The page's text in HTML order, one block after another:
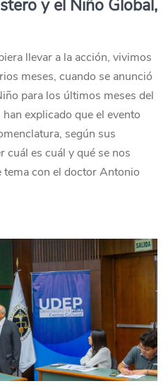
y el Niño Global,
llevar a la acción, vivimos
meses, cuando se anunció
para los últimos meses del
explicado que el evento
según sus
cuál es cuál y qué se nos
tema con el doctor Antonio